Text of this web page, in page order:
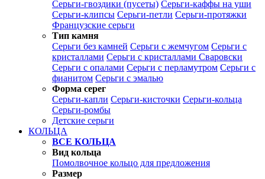
Серьги-гвоздики (пусеты) Серьги-каффы на уши
Серьги-клипсы Серьги-петли Серьги-протяжки
Французские серьги
Тип камня
Серьги без камней Серьги с жемчугом Серьги с
кристаллами Серьги с кристаллами Сваровски
Серьги с опалами Серьги с перламутром Серьги с
фианитом Серьги с эмалью
Форма серег
Серьги-капли Серьги-кисточки Серьги-кольца
Серьги-ромбы
Детские серьги
КОЛЬЦА
ВСЕ КОЛЬЦА
Вид кольца
Помолвочное кольцо для предложения
Размер